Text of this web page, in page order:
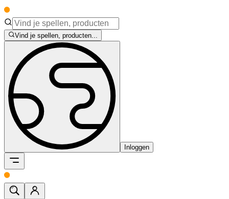
Vind je spellen, producten...
Inloggen